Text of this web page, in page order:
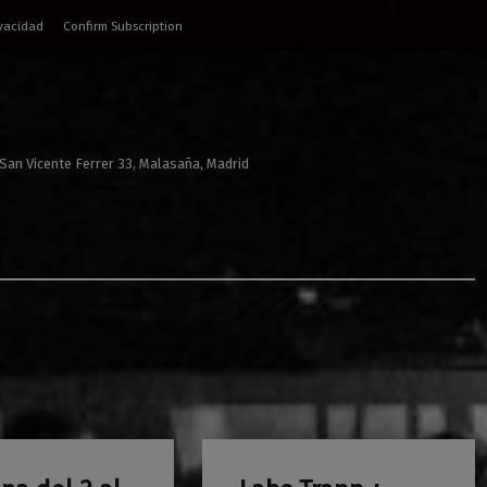
Confirm Subscription
Vicente Ferrer 33, Malasaña, Madrid